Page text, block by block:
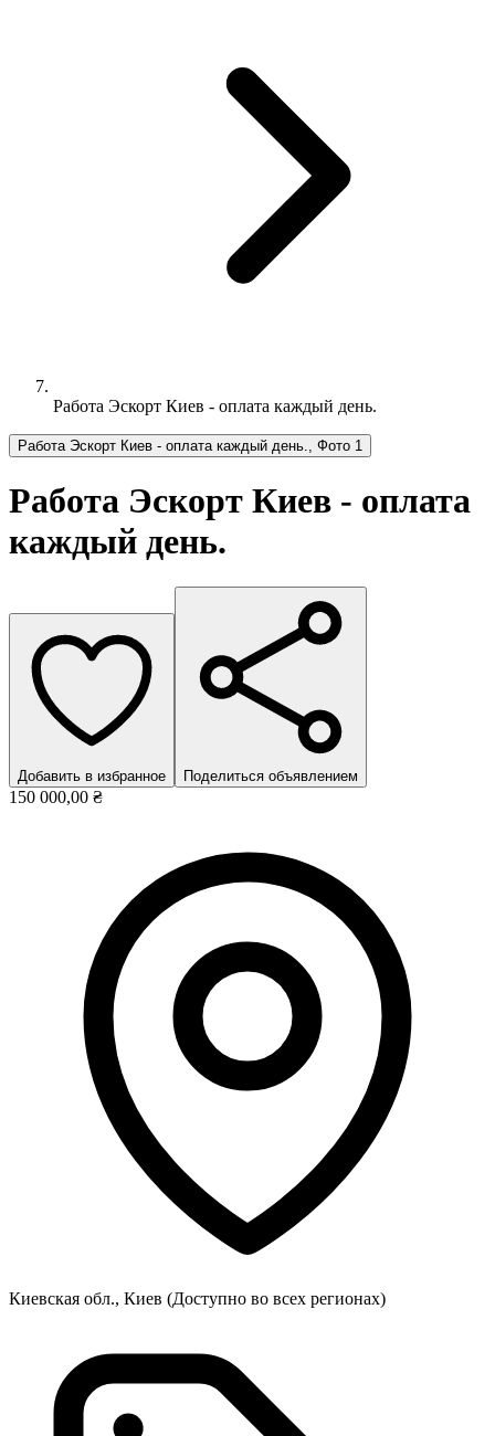
Работа Эcкорт Киев - оплата каждый день.
Работа Эcкорт Киев - оплата каждый день., Фото 1
Работа Эcкорт Киев - оплата
каждый день.
Добавить в избранное Поделиться объявлением
150 000,00 ₴
Киевская обл., Киев (Доступно во всех регионах)